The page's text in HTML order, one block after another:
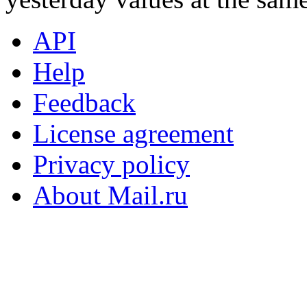
API
Help
Feedback
License agreement
Privacy policy
About Mail.ru